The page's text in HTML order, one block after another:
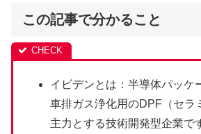
この記事で分かること
イビデンとは：半導体パッケ
車排ガス浄化用のDPF（セラ
主力とする技術開発型企業で